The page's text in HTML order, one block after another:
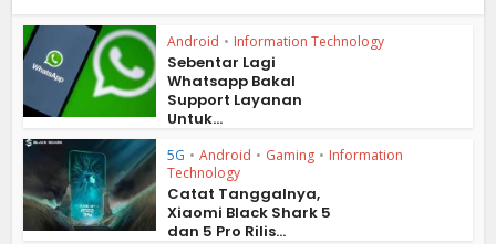
Android • Information Technology
Sebentar Lagi
Whatsapp Bakal
Support Layanan
Untuk...
5G • Android • Gaming • Information
Technology
Catat Tanggalnya,
Xiaomi Black Shark 5
dan 5 Pro Rilis...